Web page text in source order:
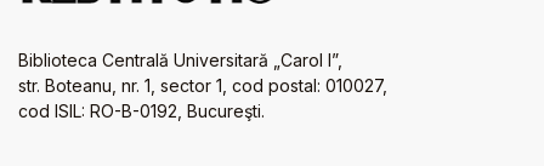
Biblioteca Centrală Universitară „Carol I”,
str. Boteanu, nr. 1, sector 1, cod postal: 010027,
cod ISIL: RO-B-0192, Bucureşti.